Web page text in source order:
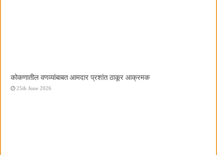
कोकणातील वणव्यांबाबत आमदार प्रशांत ठाकूर आक्रमक
25th June 2026